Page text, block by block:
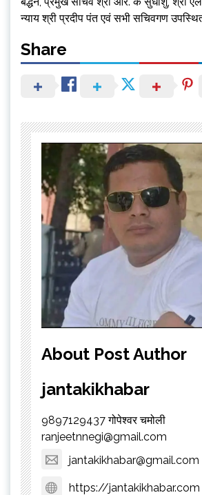
न्याय श्री प्रदीप पंत एवं सभी सचिवगण
Share
About Post Author
jantakikhabar
9897129437 गोपेश्वर चमोली
ranjeetnnegi@gmail.com
jantakikhabar@gmail.com
https://jantakikhabar.com